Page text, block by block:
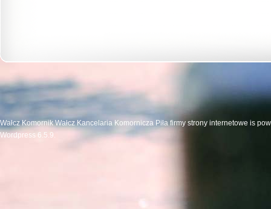
Wałcz Komornik Wałcz Kancelaria Komornicza Piła firmy strony internetowe is
Wordpress 6.5.9.